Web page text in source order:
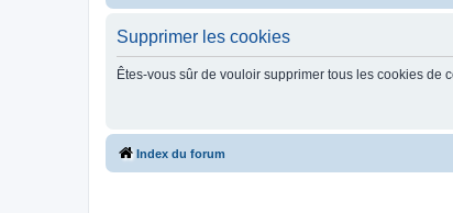
Supprimer les cookies
Êtes-vous sûr de vouloir supprimer tous les cookies de
Index du forum